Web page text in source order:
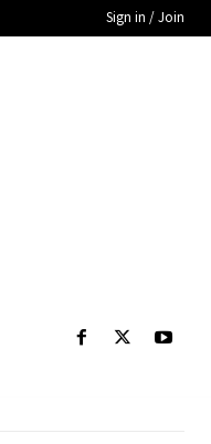
Sign in / Join